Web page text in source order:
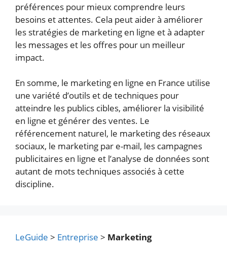
préférences pour mieux comprendre leurs
besoins et attentes. Cela peut aider à améliorer
les stratégies de marketing en ligne et à adapter
les messages et les offres pour un meilleur
impact.
En somme, le marketing en ligne en France utilise
une variété d’outils et de techniques pour
atteindre les publics cibles, améliorer la visibilité
en ligne et générer des ventes. Le
référencement naturel, le marketing des réseaux
sociaux, le marketing par e-mail, les campagnes
publicitaires en ligne et l’analyse de données sont
autant de mots techniques associés à cette
discipline.
LeGuide > Entreprise > Marketing